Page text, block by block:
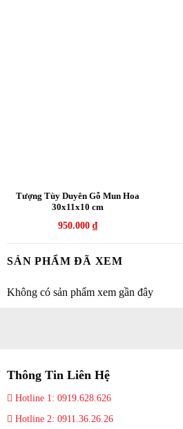
Tượng Tùy Duyên Gỗ Mun Hoa
30x11x10 cm
950.000 ₫
SẢN PHẨM ĐÃ XEM
Không có sản phẩm xem gần đây
Thông Tin Liên Hệ
Hotline 1: 0919.628.626
Hotline 2: 0911.36.26.26